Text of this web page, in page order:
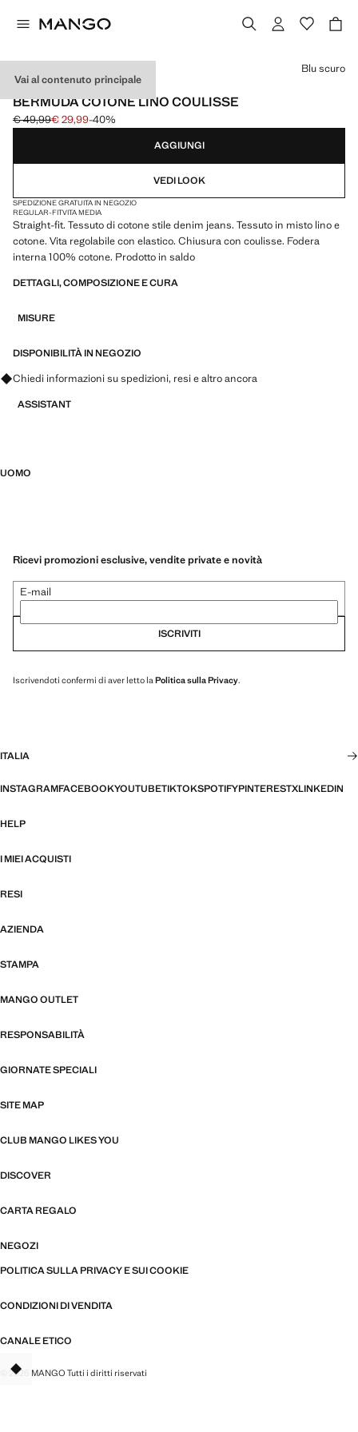
Vai al contenuto principale
UTILIZZA IL CODICE: EXTRASALE
BERMUDA COTONE LINO COULISSE
Prezzo iniziale depennato [€ 49,99 ]
€ 49,99
Prezzo attuale [€ 29,99 ]
€ 29,99-40%
Seleziona un colore
Blu scuro
AGGIUNGI
VEDI LOOK
SPEDIZIONE GRATUITA IN NEGOZIO
REGULAR-FITVITA MEDIA
Straight-fit. Tessuto di cotone stile denim jeans. Tessuto in misto lino e
cotone. Vita regolabile con elastico. Chiusura con coulisse. Fodera
interna 100% cotone. Prodotto in saldo
DETTAGLI, COMPOSIZIONE E CURA
MISURE
DISPONIBILITÀ IN NEGOZIO
Chiedi informazioni su spedizioni, resi e altro ancora
ASSISTANT
UOMO
Ricevi promozioni esclusive, vendite private e novità
E-mail
ISCRIVITI
Iscrivendoti confermi di aver letto la Politica sulla Privacy.
ITALIA
INSTAGRAMFACEBOOKYOUTUBETIKTOKSPOTIFYPINTERESTXLINKEDIN
HELP
I MIEI ACQUISTI
RESI
AZIENDA
STAMPA
MANGO OUTLET
RESPONSABILITÀ
GIORNATE SPECIALI
SITE MAP
CLUB MANGO LIKES YOU
DISCOVER
CARTA REGALO
NEGOZI
POLITICA SULLA PRIVACY E SUI COOKIE
CONDIZIONI DI VENDITA
CANALE ETICO
© 2026 MANGO Tutti i diritti riservati